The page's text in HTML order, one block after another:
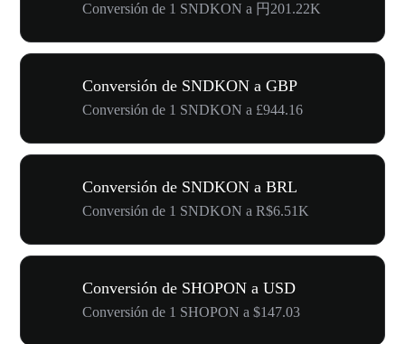
Conversión de 1 SNDKON a 円201.22K
Conversión de SNDKON a GBP
Conversión de 1 SNDKON a £944.16
Conversión de SNDKON a BRL
Conversión de 1 SNDKON a R$6.51K
Conversión de SHOPON a USD
Conversión de 1 SHOPON a $147.03